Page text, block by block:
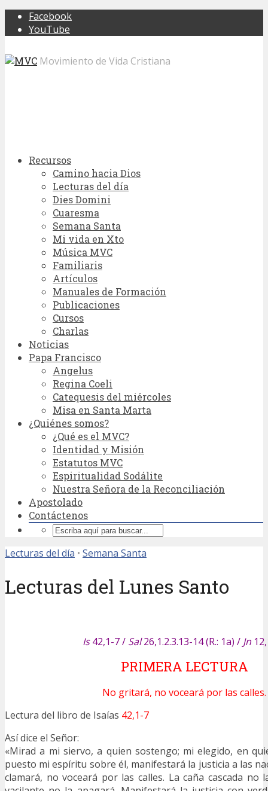
Facebook
YouTube
Movimiento de Vida Cristiana
Recursos
Camino hacia Dios
Lecturas del día
Dies Domini
Cuaresma
Semana Santa
Mi vida en Xto
Música MVC
Familiaris
Artículos
Manuales de Formación
Publicaciones
Cursos
Charlas
Noticias
Papa Francisco
Angelus
Regina Coeli
Catequesis del miércoles
Misa en Santa Marta
¿Quiénes somos?
¿Qué es el MVC?
Identidad y Misión
Estatutos MVC
Espiritualidad Sodálite
Nuestra Señora de la Reconciliación
Apostolado
Contáctenos
Lecturas del día • Semana Santa
Lecturas del Lunes Santo
Is42,1-7 / Sal26,1.2.3.13-14 (R.: 1a) / Jn
PRIMERA LECTURA
No gritará, no voceará por las calles.
Lectura del libro de Isaías 42,1-7
Así dice el Señor:
«Mirad a mi siervo, a quien sostengo; mi elegido, en
puesto mi espíritu sobre él, manifestará la justicia a las
clamará, no voceará por las calles. La caña cascada no